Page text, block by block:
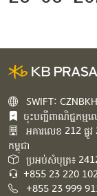
SWIFT:
ចុះបញ្ជីពាណិជ្ជកម្ម
អគារ​លេខ​ 212 ផ្លូ
កម្ពុជា​
ប្រអប់សំបុត្រ៖
+855 23 220
+855 23 999